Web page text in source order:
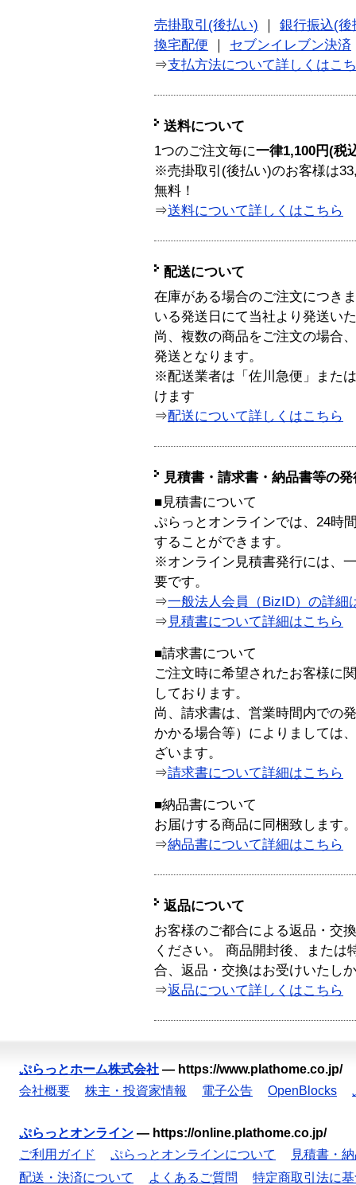
売掛取引(後払い)
銀行振込(後
換宅配便
セブンイレブン決済
⇒支払方法について詳しくはこ
送料について
1つのご注文毎に一律1,100円(税
※売掛取引(後払い)のお客様は
無料！
⇒送料について詳しくはこちら
配送について
在庫がある場合のご注文につき
いる発送日にて当社より発送い
尚、複数の商品をご注文の場合
発送となります。
※配送業者は「佐川急便」また
けます
⇒配送について詳しくはこちら
見積書・請求書・納品書等の
■見積書について
ぷらっとオンラインでは、24時
することができます。
※オンライン見積書発行には、
要です。
⇒一般法人会員（BizID）の詳細
⇒ 見積書について詳細はこちら
■請求書について
ご注文時に希望されたお客様に
しております。
尚、請求書は、営業時間内での
かかる場合等）によりましては
ざいます。
⇒請求書について詳細はこちら
■納品書について
お届けする商品に同梱致します。
⇒納品書について詳細はこちら
返品について
お客様のご都合による返品・交
ください。 商品開封後、または
合、返品・交換はお受けいたし
⇒返品について詳しくはこちら
ぷらっとホーム株式会社 — https://www.plathome.co.jp/
会社概要
株主・投資家情報 電子公告 OpenBlocks
ぷらっとオンライン — https://online.plathome.co.jp/
ご利用ガイド
ぷらっとオンラインについて
見積書・
配送・決済について
よくあるご質問
特定商取引法に